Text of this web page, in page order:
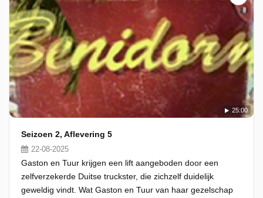
25:00
Seizoen 2, Aflevering 5
22-08-2025
Gaston en Tuur krijgen een lift aangeboden door een
zelfverzekerde Duitse truckster, die zichzelf duidelijk
geweldig vindt. Wat Gaston en Tuur van haar gezelschap